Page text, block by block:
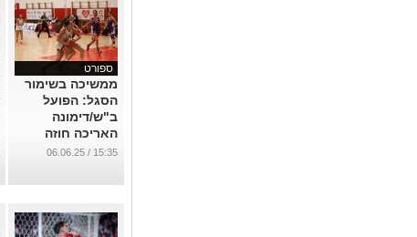
ספורט
ממשיכה בשימור
הסגל: הפועל
ב"ש/דימונה
האריכה חוזה
לשתי שחקניות
...
15:35 / 06.06.25